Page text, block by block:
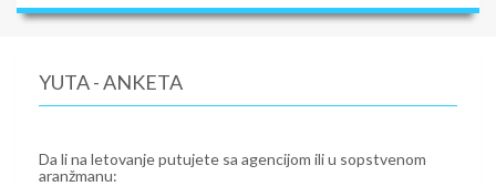
YUTA - ANKETA
Da li na letovanje putujete sa agencijom ili u sopstvenom
aranžmanu: